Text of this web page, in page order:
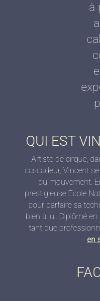
à
QUI EST
Artiste de cirque,
cascadeur, Vincent
du mouvement.
prestigieuse École
pour parfaire sa
bien à lui. Diplômé
tant que
en